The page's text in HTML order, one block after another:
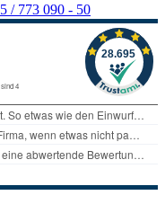
/ 773 090 - 50